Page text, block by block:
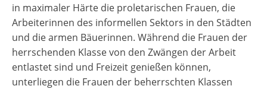
in maximaler Härte die proletarischen Frauen, die
Arbeiterinnen des informellen Sektors in den Städten
und die armen Bäuerinnen. Während die Frauen der
herrschenden Klasse von den Zwängen der Arbeit
entlastet sind und Freizeit genießen können,
unterliegen die Frauen der beherrschten Klassen